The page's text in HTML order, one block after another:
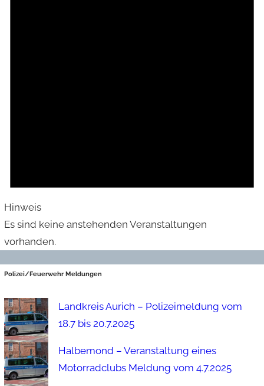
Hinweis
Es sind keine anstehenden Veranstaltungen
vorhanden.
Polizei/Feuerwehr Meldungen
Landkreis Aurich – Polizeimeldung vom
18.7 bis 20.7.2025
Halbemond – Veranstaltung eines
Motorradclubs Meldung vom 4.7.2025